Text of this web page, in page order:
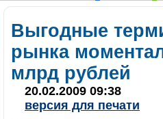
Выгодные
рынка
млрд рублей
20.02.2009 09:38
версия для печати